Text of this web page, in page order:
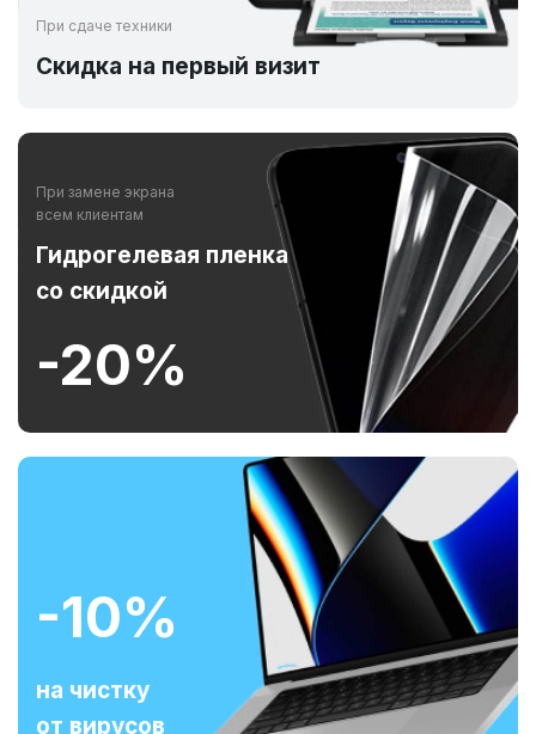
При сдаче техники
Скидка на первый визит
При замене экрана
всем клиентам
Гидрогелевая пленка
со скидкой
-20%
-10%
на чистку
от вирусов